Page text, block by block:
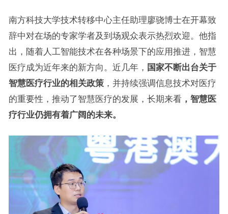
南方科技大学技术转移中心主任助理廖骁博士在开幕致
辞中对在场的专家学者及到场观众表示热烈欢迎。他指
出，随着人工智能技术在各种场景下的应用推进，智慧
医疗成为近年来的新方向。近几年， 国家不断出台关于
智慧医疗行业的相关政策，并持续强调信息技术对医疗
的重要性，推动了智慧医疗的发展，长期来看，智慧医
疗行业仍拥有着广阔的未来。